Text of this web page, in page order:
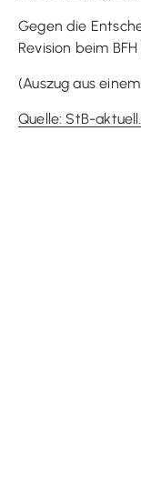
Gegen die
Revision beim
(Auszug aus
Quelle: StB-